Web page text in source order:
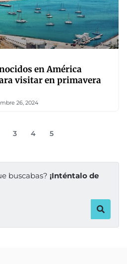
en América
visitar en primavera
26, 2024
3 4 5
buscabas? ¡Inténtalo de